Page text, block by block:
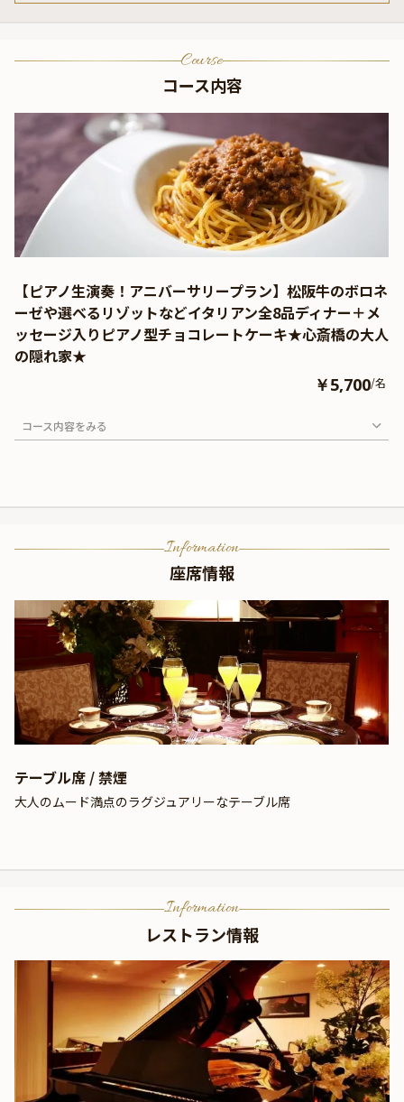
Course
コース内容
【ピアノ生演奏！アニバーサリープラン】松阪牛のボロネ
ーゼや選べるリゾットなどイタリアン全8品ディナー＋メ
ッセージ入りピアノ型チョコレートケーキ★心斎橋の大人
の隠れ家★
￥5,700/名
コース内容をみる
Information
座席情報
テーブル席 / 禁煙
大人のムード満点のラグジュアリーなテーブル席
Information
レストラン情報